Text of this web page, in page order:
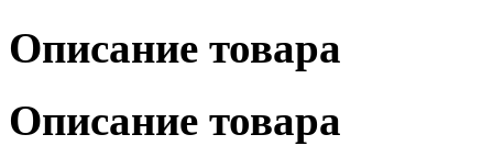
Описание товара
Описание товара